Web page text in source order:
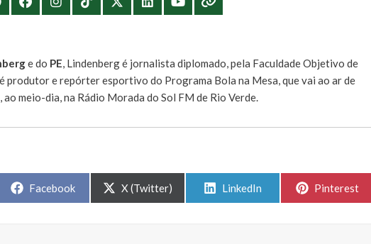
e do PE, Lindenberg é jornalista diplomado, pela Faculdade Objetivo de
produtor e repórter esportivo do Programa Bola na Mesa, que vai ao ar de
meio-dia, na Rádio Morada do Sol FM de Rio Verde.
Share
Facebook
Share
on
X (Twitter)
Share
LinkedIn
Share
Pinterest